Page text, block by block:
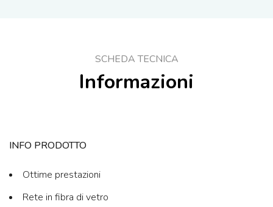
SCHEDA TECNICA
Informazioni
INFO PRODOTTO
Ottime prestazioni
Rete in fibra di vetro